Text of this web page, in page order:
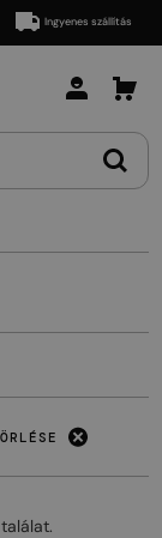
Ingyenes szállítás